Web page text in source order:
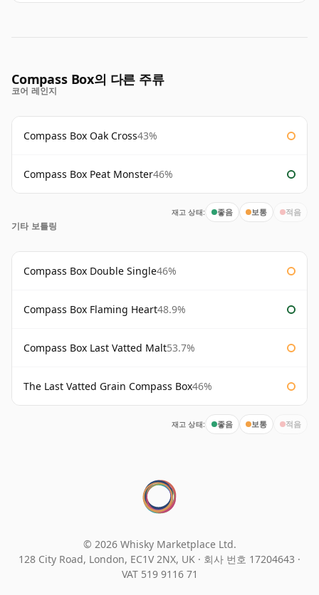
Compass Box의 다른 주류
코어 레인지
Compass Box Oak Cross43%
Compass Box Peat Monster46%
재고 상태: 좋음 보통 적음
기타 보틀링
Compass Box Double Single46%
Compass Box Flaming Heart48.9%
Compass Box Last Vatted Malt53.7%
The Last Vatted Grain Compass Box46%
재고 상태: 좋음 보통 적음
© 2026 Whisky Marketplace Ltd.
128 City Road, London, EC1V 2NX, UK · 회사 번호 17204643 ·
VAT 519 9116 71